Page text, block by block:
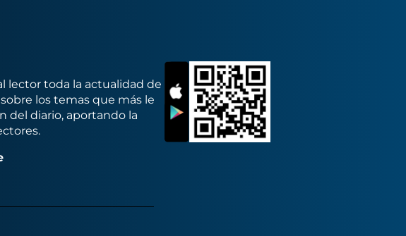
lector toda la actualidad de
los temas que más le
del diario, aportando la